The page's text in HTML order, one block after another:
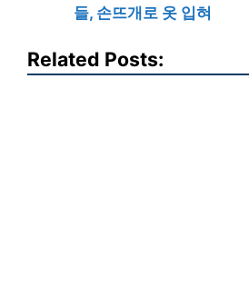
들, 손뜨개로 옷 입혀
Related Posts: